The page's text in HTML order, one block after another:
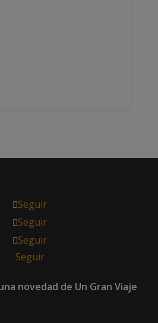
Seguir
Seguir
Seguir
Seguir
novedad de Un Gran Viaje